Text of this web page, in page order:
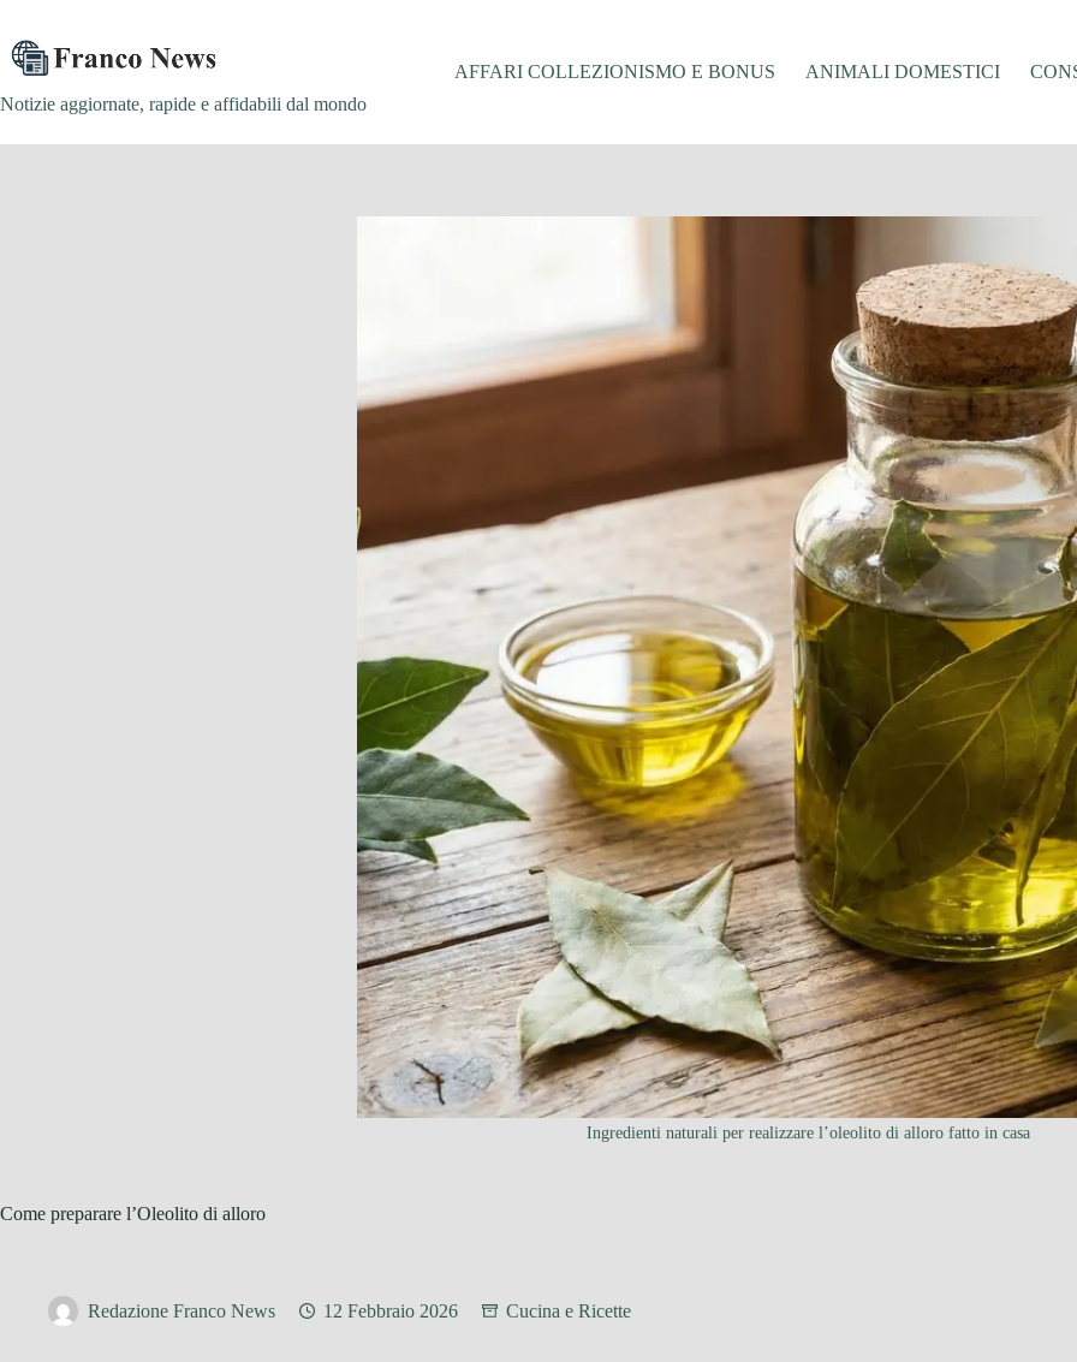
contenuto
Notizie aggiornate, rapide e affidabili dal mondo
AFFARI COLLEZIONISMO E BONUS ANIMALI DOMESTICI
Ingredienti naturali per realizzare l’oleolito di alloro fatto in casa
Come preparare l’Oleolito di alloro
Redazione Franco News 12 Febbraio 2026 Cucina e Ricette